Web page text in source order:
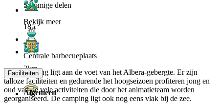
Sommige delen
Bekijk meer
Centrale barbecueplaats
Deze camping ligt aan de voet van het Albera-gebergte. Er zijn
talloze faciliteiten en gedurende het hoogseizoen profiteren jong en
oud van de vele activiteiten die door het animatieteam worden
georganiseerd. De camping ligt ook nog eens vlak bij de zee.
185
3km
Faciliteiten
Algemeen